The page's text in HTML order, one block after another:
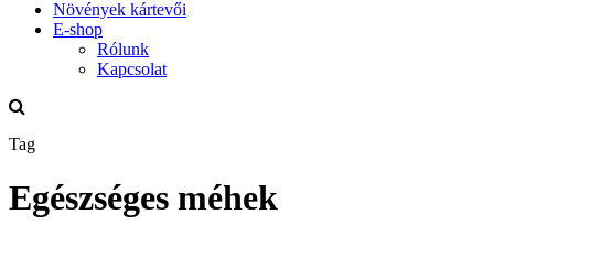
Növények kártevői
E-shop
Rólunk
Kapcsolat
Tag
Egészséges méhek